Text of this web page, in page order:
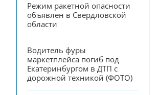
Режим ракетной опасности
объявлен в Свердловской
области
Водитель фуры
маркетплейса погиб под
Екатеринбургом в ДТП с
дорожной техникой (ФОТО)